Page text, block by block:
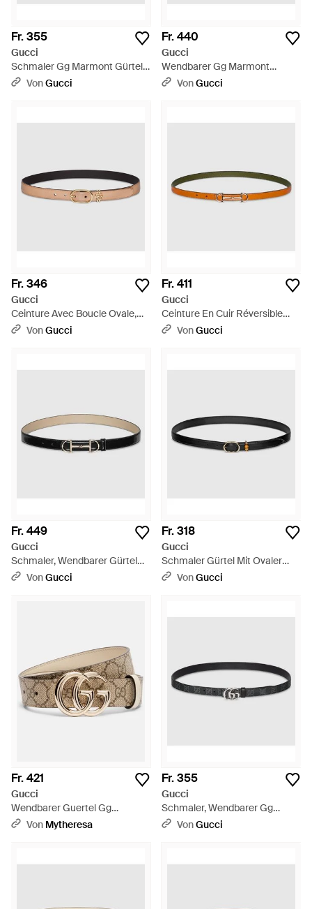
Fr. 355
Gucci
Schmaler Gg Marmont Gürtel,
Größe 100 - Schwarz
VonGucci
Fr. 440
Gucci
Wendbarer Gg Marmont
Gürtel, Größe 100 - Mettallic
VonGucci
Fr. 346
Gucci
Ceinture Avec Boucle Ovale,
Taille 100 - Schwarz
VonGucci
Fr. 411
Gucci
Ceinture En Cuir Réversible
Avec Détail Mors, Taille 100 -
VonGucci
Fr. 449
Gucci
Schmaler, Wendbarer Gürtel
Mit Horsebit, Größe 100 -
VonGucci
Fr. 318
Gucci
Schmaler Gürtel Mit Ovaler
Schnalle, Größe 100 - Schwarz
VonGucci
Fr. 421
Gucci
Wendbarer Guertel Gg
Marmont Aus Leder - Natur
Von Mytheresa
Fr. 355
Gucci
Schmaler, Wendbarer Gg
Marmont Gürtel, Größe 100 -
VonGucci